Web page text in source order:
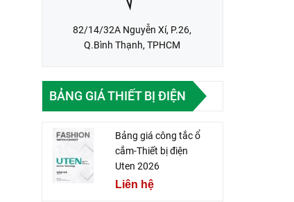
82/14/32A Nguyễn Xí, P.26,
Q.Bình Thạnh, TPHCM
BẢNG GIÁ THIẾT BỊ ĐIỆN
Bảng giá công tắc ổ
cắm-Thiết bị điện
Uten 2026
Liên hệ